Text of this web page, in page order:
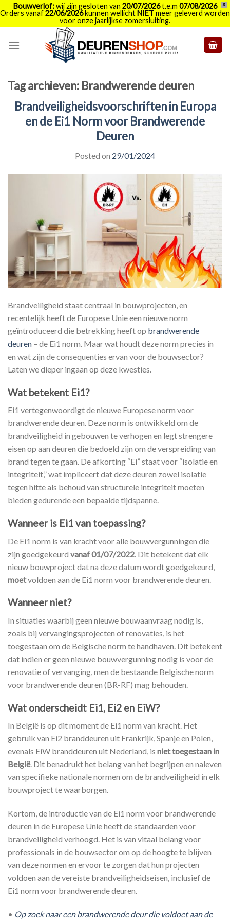
X
Bouwverlof:wij zijn gesloten van 20/07/2026t.e.m 07/08/2026
Orders vanaf22/06/2026kunnen wellichtNIETmeer geleverd worden
voor onze jaarlijkse zomersluiting.
Tag archieven: Brandwerende deuren
Brandveiligheidsvoorschriften in Europa
en de Ei1 Norm voor Brandwerende
Deuren
Posted on 29/01/2024
Brandveiligheid staat centraal in bouwprojecten, en
recentelijk heeft de Europese Unie een nieuwe norm
geïntroduceerd die betrekking heeft op brandwerende
deuren – de Ei1 norm. Maar wat houdt deze norm precies in
en wat zijn de consequenties ervan voor de bouwsector?
Laten we dieper ingaan op deze kwesties.
Wat betekent Ei1?
Ei1 vertegenwoordigt de nieuwe Europese norm voor
brandwerende deuren. Deze norm is ontwikkeld om de
brandveiligheid in gebouwen te verhogen en legt strengere
eisen op aan deuren die bedoeld zijn om de verspreiding van
brand tegen te gaan. De afkorting “Ei” staat voor “isolatie en
integriteit,” wat impliceert dat deze deuren zowel isolatie
tegen hitte als behoud van structurele integriteit moeten
bieden gedurende een bepaalde tijdspanne.
Wanneer is Ei1 van toepassing?
De Ei1 norm is van kracht voor alle bouwvergunningen die
zijn goedgekeurd vanaf 01/07/2022 . Dit betekent dat elk
nieuw bouwproject dat na deze datum wordt goedgekeurd,
moetvoldoen aan de Ei1 norm voor brandwerende deuren.
Wanneer niet?
In situaties waarbij geen nieuwe bouwaanvraag nodig is,
zoals bij vervangingsprojecten of renovaties, is het
toegestaan om de Belgische norm te handhaven. Dit betekent
dat indien er geen nieuwe bouwvergunning nodig is voor de
renovatie of vervanging, men de bestaande Belgische norm
voor brandwerende deuren (BR-RF) mag behouden.
Wat onderscheidt Ei1, Ei2 en EiW?
In België is op dit moment de Ei1 norm van kracht. Het
gebruik van Ei2 branddeuren uit Frankrijk, Spanje en Polen,
evenals EiW branddeuren uit Nederland, is niet toegestaan in
België. Dit benadrukt het belang van het begrijpen en naleven
van specifieke nationale normen om de brandveiligheid in elk
bouwproject te waarborgen.
Kortom, de introductie van de Ei1 norm voor brandwerende
deuren in de Europese Unie heeft de standaarden voor
brandveiligheid verhoogd. Het is van vitaal belang voor
professionals in de bouwsector om op de hoogte te blijven
van deze normen en ervoor te zorgen dat hun projecten
voldoen aan de vereiste brandveiligheidseisen, inclusief de
Ei1 norm voor brandwerende deuren.
• Op zoek naar een brandwerende deur die voldoet aan de